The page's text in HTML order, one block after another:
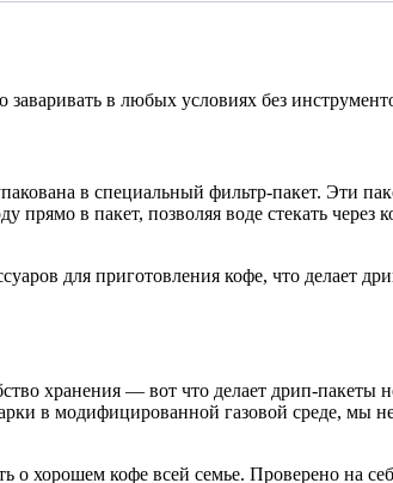
в любых условиях без
в специальный фильтр-пакет. Эти
в пакет, позволяя воде стекать
для приготовления кофе, что делает
хранения — вот что делает дрип-
в модифицированной газовой среде, мы
о хорошем кофе всей семье. Проверено на